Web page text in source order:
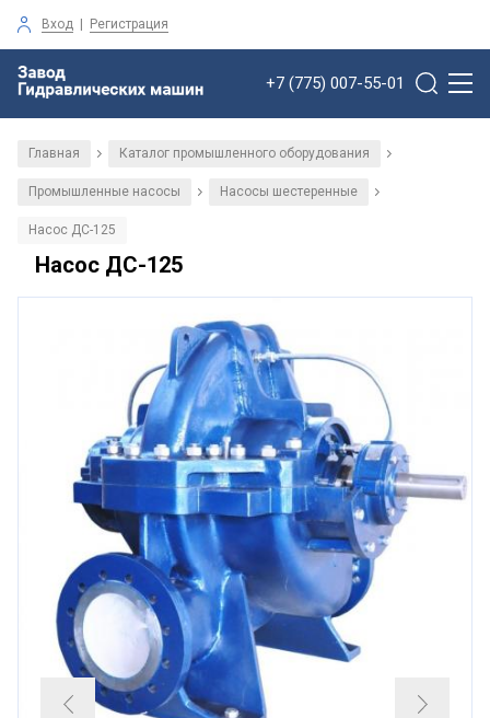
Вход | Регистрация
+7 (775) 007-55-01
Главная / Каталог промышленного оборудования /
Промышленные насосы / Насосы шестеренные /
Насос ДС-125
Насос ДС-125